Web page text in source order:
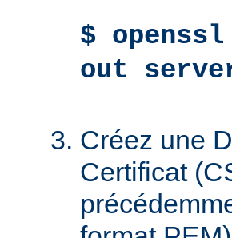
$
out
Créez une
Certificat